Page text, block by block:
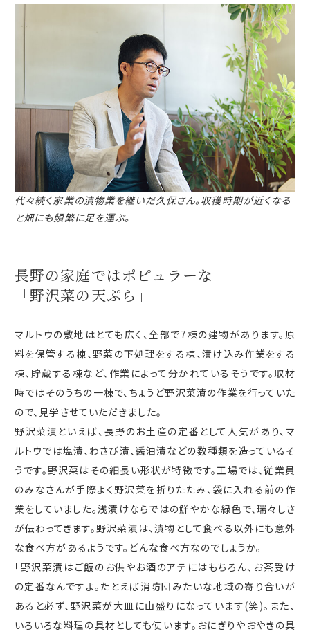
代々続く家業の漬物業を継いだ久保さん。収穫時期が近くなる
と畑にも頻繁に足を運ぶ。
長野の家庭ではポピュラーな
「野沢菜の天ぷら」
マルトウの敷地はとても広く、全部で7棟の建物があります。原
料を保管する棟、野菜の下処理をする棟、漬け込み作業をする
棟、貯蔵する棟など、作業によって分かれているそうです。取材
時ではそのうちの一棟で、ちょうど野沢菜漬の作業を行っていた
ので、見学させていただきました。
野沢菜漬といえば、長野のお土産の定番として人気があり、マ
ルトウでは塩漬、わさび漬、醤油漬などの数種類を造っているそ
うです。野沢菜はその細長い形状が特徴です。工場では、従業員
のみなさんが手際よく野沢菜を折りたたみ、袋に入れる前の作
業をしていました。浅漬けならではの鮮やかな緑色で、瑞々しさ
が伝わってきます。野沢菜漬は、漬物として食べる以外にも意外
な食べ方があるようです。どんな食べ方なのでしょうか。
「野沢菜漬はご飯のお供やお酒のアテにはもちろん、お茶受け
の定番なんですよ。たとえば消防団みたいな地域の寄り合いが
あると必ず、野沢菜が大皿に山盛りになっています(笑)。また、
いろいろな料理の具材としても使います。おにぎりやおやきの具